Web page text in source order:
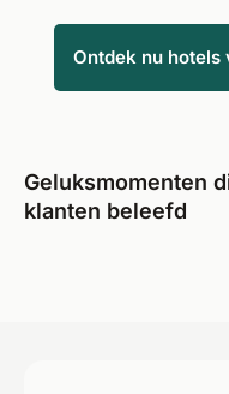
Ontdek nu hotels
Geluksmomenten
klanten beleefd